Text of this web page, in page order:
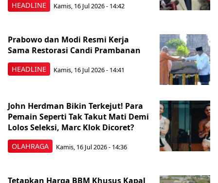
HEADLINE Kamis, 16 Jul 2026 - 14:42
HEADLINE
Prabowo dan Modi Resmi Kerja
Sama Restorasi Candi Prambanan
Kamis, 16 Jul 2026 - 14:41
OLAHRAGA
John Herdman Bikin Terkejut! Para
Pemain Seperti Tak Takut Mati Demi
Lolos Seleksi, Marc Klok Dicoret?
Kamis, 16 Jul 2026 - 14:36
Tetapkan Harga BBM Khusus Kapal